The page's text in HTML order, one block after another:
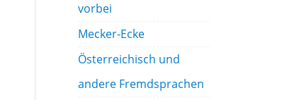
vorbei
Mecker-Ecke
Österreichisch und
andere Fremdsprachen